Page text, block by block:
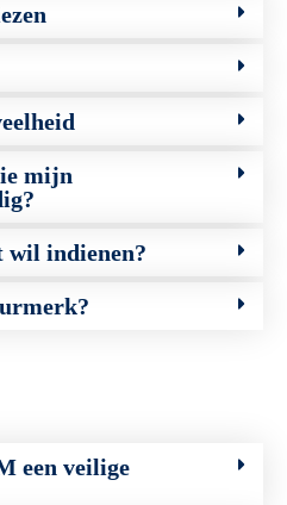
mijn
wil indienen?
een veilige